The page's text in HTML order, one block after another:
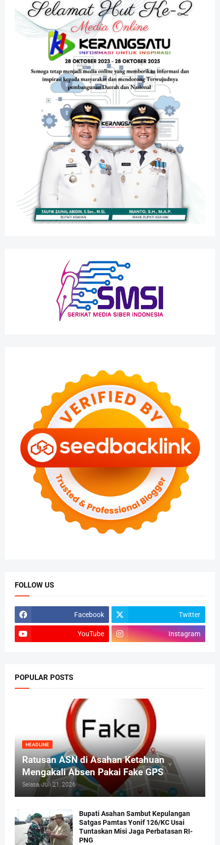
FOLLOW US
Facebook Twitter
YouTube Instagram
POPULAR POSTS
HEADLINE
Ratusan ASN di Asahan Ketahuan
Mengakali Absen Pakai Fake GPS
Selasa, Juli 21, 2026
Bupati Asahan Sambut Kepulangan
Satgas Pamtas Yonif 126/KC Usai
Tuntaskan Misi Jaga Perbatasan RI-
PNG